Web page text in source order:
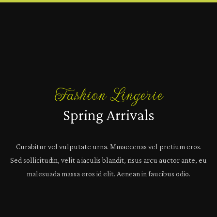
Fashion Lingerie
Spring Arrivals
Curabitur vel vulputate urna. Mmaecenas vel pretium eros.
Sed sollicitudin, velit a iaculis blandit, risus arcu auctor ante, eu
malesuada massa eros id elit. Aenean in faucibus odio.